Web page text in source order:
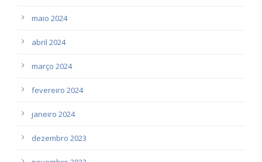
maio 2024
abril 2024
março 2024
fevereiro 2024
janeiro 2024
dezembro 2023